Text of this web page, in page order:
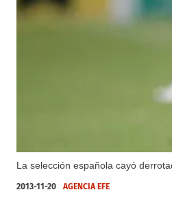
La selección española cayó
2013-11-20 AGENCIA EFE